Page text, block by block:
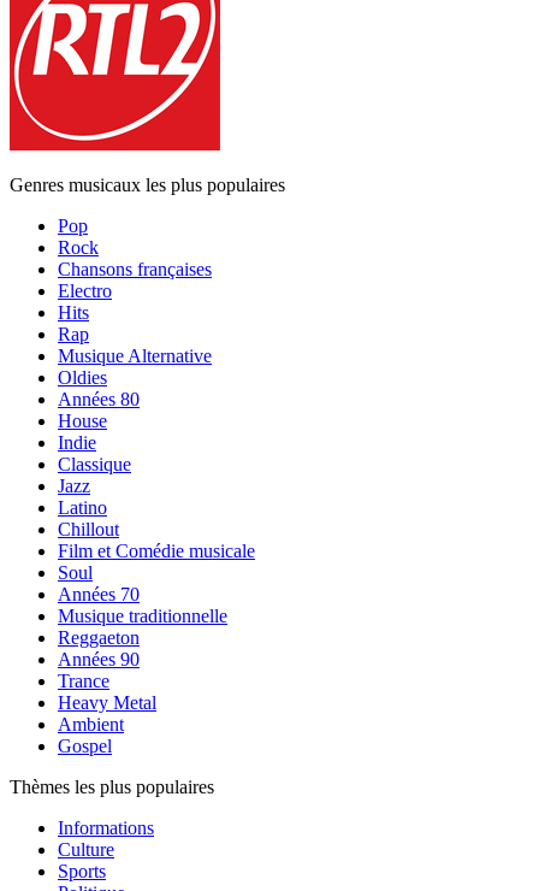
Genres musicaux les plus populaires
Pop
Rock
Chansons françaises
Electro
Hits
Rap
Musique Alternative
Oldies
Années 80
House
Indie
Classique
Jazz
Latino
Chillout
Film et Comédie musicale
Soul
Années 70
Musique traditionnelle
Reggaeton
Années 90
Trance
Heavy Metal
Ambient
Gospel
Thèmes les plus populaires
Informations
Culture
Sports